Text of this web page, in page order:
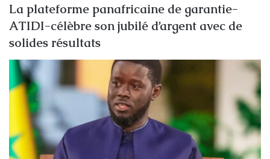
La plateforme panafricaine de garantie-
ATIDI-célèbre son jubilé d’argent avec de
solides résultats